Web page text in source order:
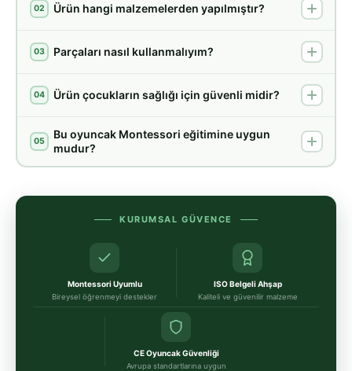
02 Ürün hangi malzemelerden yapılmıştır?
03 Parçaları nasıl kullanmalıyım?
04 Ürün çocukların sağlığı için güvenli midir?
05
Bu oyuncak Montessori eğitimine uygun
mudur?
KURUMSAL GÜVENCE
Montessori Uyumlu
Bireysel öğrenmeyi destekler
ISO Belgeli Ahşap
Kaliteli ve güvenilir malzeme
CE Oyuncak Güvenliği
Avrupa standartlarına uygun